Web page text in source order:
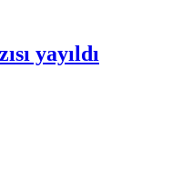
yayıldı